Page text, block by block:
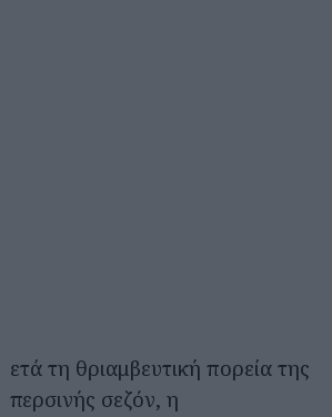
ετά τη θριαμβευτική πορεία της
περσινής σεζόν, η